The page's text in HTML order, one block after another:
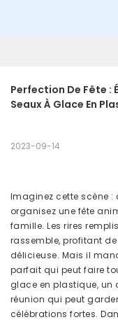
Perfection De Fête :
Seaux À Glace En
2023-09-14
Imaginez cette scène :
organisez une fête
famille. Les rires
rassemble, profitant
délicieuse. Mais il
parfait qui peut faire
glace en plastique, un
réunion qui peut
célébrations fortes.